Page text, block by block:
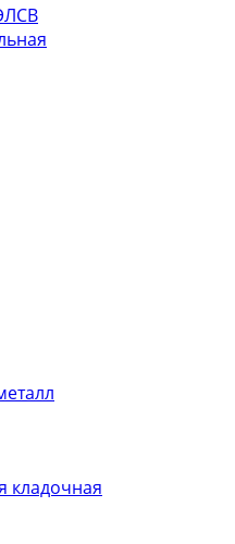
кладочная